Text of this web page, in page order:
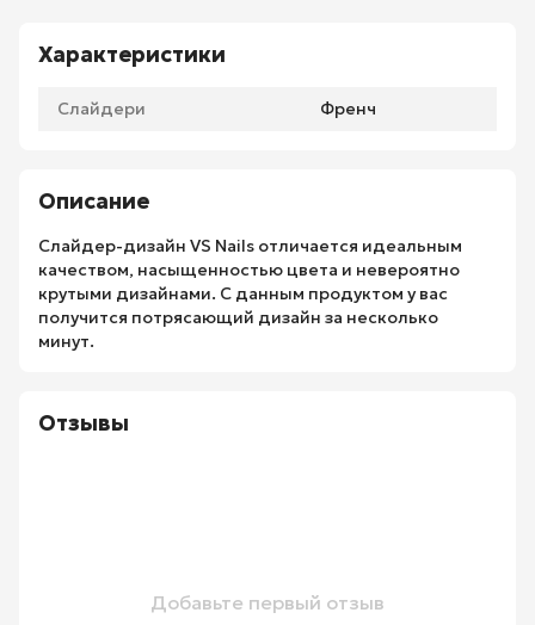
Характеристики
Слайдери Френч
Описание
Слайдер-дизайн VS Nails отличается идеальным
качеством, насыщенностью цвета и невероятно
крутыми дизайнами. С данным продуктом у вас
получится потрясающий дизайн за несколько
минут.
Отзывы
Добавьте первый отзыв